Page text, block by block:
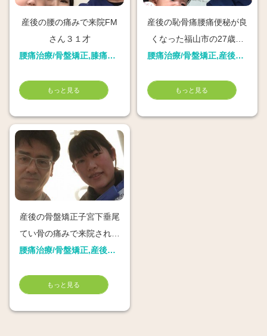
産後の腰の痛みで来院FM
さん３１才
腰痛治療/骨盤矯正,膝痛治療,産後骨盤矯正
もっと見る
産後の恥骨痛腰痛便秘が良
くなった福山市の27歳さ
ん
腰痛治療/骨盤矯正,産後骨盤矯正
もっと見る
産後の骨盤矯正子宮下垂尾
てい骨の痛みで来院された
福山市の看護師さん腰痛治療/骨盤矯正,産後骨盤矯正
もっと見る